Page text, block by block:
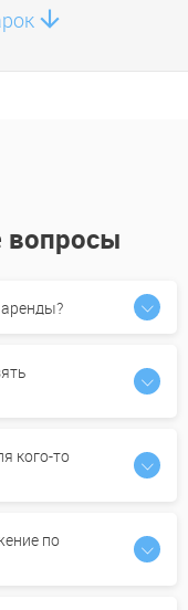
вопросы
кого-то
по